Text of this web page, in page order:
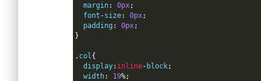
  margin
: 0px;
  font
-size: 0px;
  padding
: 0px;
}
. col{
  display
: inline- block;
  width
: 19%;